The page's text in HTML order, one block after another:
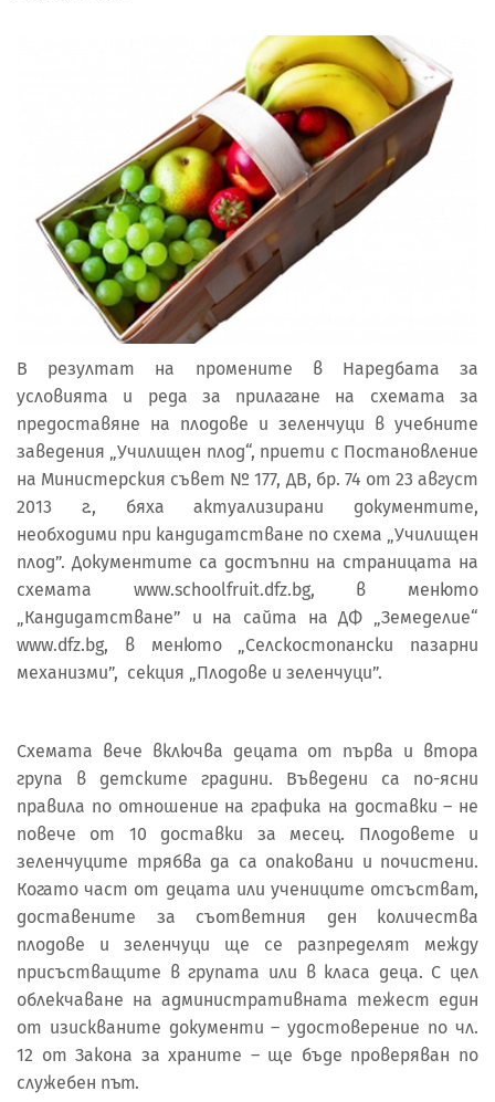
В резултат на промените в Наредбата за
условията и реда за прилагане на схемата за
предоставяне на плодове и зеленчуци в учебните
заведения „Училищен плод“, приети с Постановление
на Министерския съвет № 177, ДВ, бр. 74 от 23 август
2013 г., бяха актуализирани документите,
необходими при кандидатстване по схема „Училищен
плод”. Документите са достъпни на страницата на
схемата www.schoolfruit.dfz.bg, в менюто
„Кандидатстване” и на сайта на ДФ „Земеделие“
www.dfz.bg, в менюто „Селскостопански пазарни
механизми”, секция „Плодове и зеленчуци”.
Схемата вече включва децата от първа и втора
група в детските градини. Въведени са по-ясни
правила по отношение на графика на доставки – не
повече от 10 доставки за месец. Плодовете и
зеленчуците трябва да са опаковани и почистени.
Когато част от децата или учениците отсъстват,
доставените за съответния ден количества
плодове и зеленчуци ще се разпределят между
присъстващите в групата или в класа деца. С цел
облекчаване на административната тежест един
от изискваните документи – удостоверение по чл.
12 от Закона за храните – ще бъде проверяван по
служебен път.